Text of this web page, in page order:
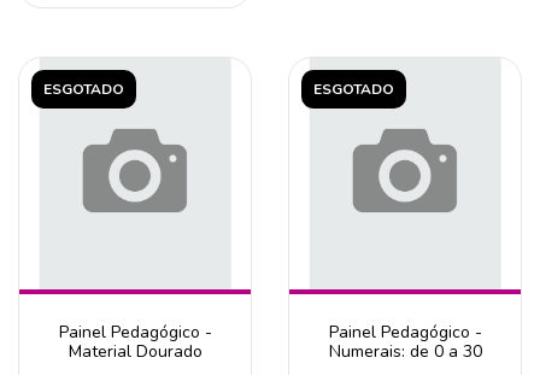
ESGOTADO
Painel Pedagógico -
Material Dourado
ESGOTADO
Painel Pedagógico -
Numerais: de 0 a 30